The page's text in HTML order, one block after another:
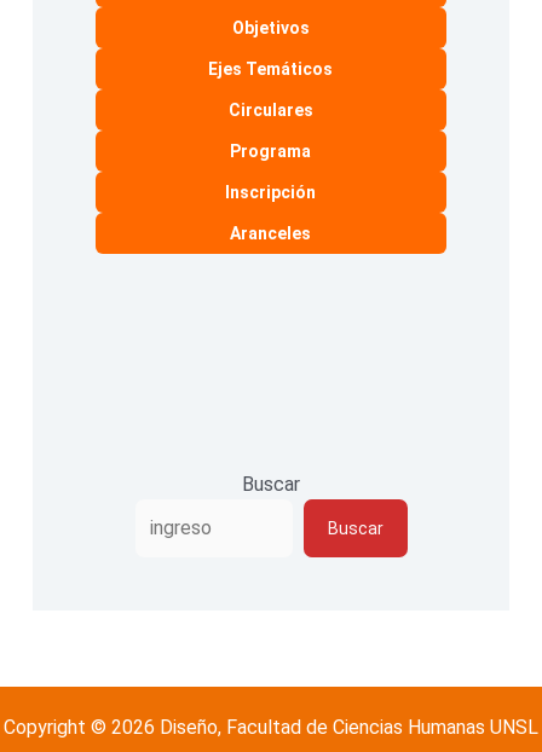
Objetivos
Ejes Temáticos
Circulares
Programa
Inscripción
Aranceles
Buscar
Buscar
Copyright © 2026 Diseño, Facultad de Ciencias Humanas UNSL